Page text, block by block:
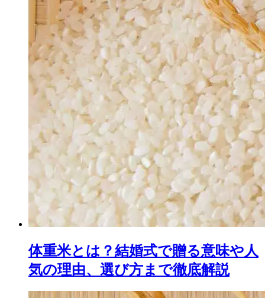
体重米とは？結婚式で贈る意味や人
気の理由、選び方まで徹底解説